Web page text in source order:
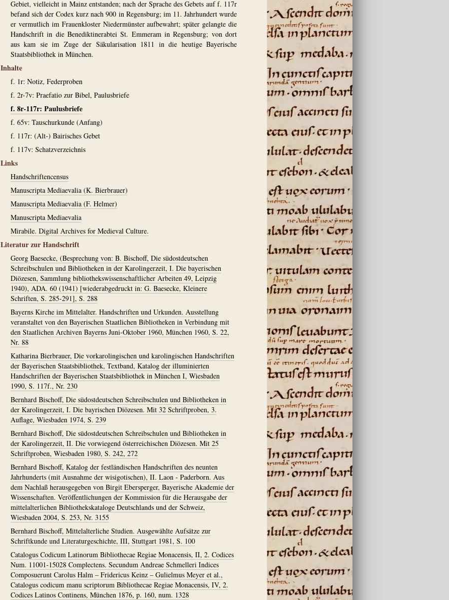
Gebiet, vielleicht in Mainz entstanden; nach der Sprache des Gebets auf f. 117r
befand sich der Codex kurz nach 900 in Regensburg; im 11. Jahrhundert wurde
er vermutlich im Frauenkloster Niedermünster aufbewahrt; später gelangte die
Handschrift in die Benediktinerabtei St. Emmeram in Regensburg; von dort
aus kam sie im Zuge der Säkularisation 1811 in die heutige Bayerische
Staatsbibliothek in München.
Inhalte
f. 1r: Notiz, Federproben
f. 2r-7v: Praefatio zur Bibel, Paulusbriefe
f. 8r-117r: Paulusbriefe
f. 65v: Tauschurkunde (Anfang)
f. 117r: (Alt-) Bairisches Gebet
f. 117v: Schatzverzeichnis
Links
Handschriftencensus
Manuscripta Mediaevalia (K. Bierbrauer)
Manuscripta Mediaevalia (F. Helmer)
Manuscripta Mediaevalia
Mirabile. Digital Archives for Medieval Culture.
Literatur zur Handschrift
Georg Baesecke, (Besprechung von: B. Bischoff, Die südostdeutschen
Schreibschulen und Bibliotheken in der Karolingerzeit, I. Die bayerischen
Diözesen, Sammlung bibliothekswissenschaftlicher Arbeiten 49, Leipzig
1940), ADA. 60 (1941) [wiederabgedruckt in: G. Baesecke, Kleinere
Schriften, S. 285-291], S. 288
Bayerns Kirche im Mittelalter. Handschriften und Urkunden. Ausstellung
veranstaltet von den Bayerischen Staatlichen Bibliotheken in Verbindung mit
den Staatlichen Archiven Bayerns Juni-Oktober 1960, München 1960, S. 22,
Nr. 88
Katharina Bierbrauer, Die vorkarolingischen und karolingischen Handschriften
der Bayerischen Staatsbibliothek, Textband, Katalog der illuminierten
Handschriften der Bayerischen Staatsbibliothek in München I, Wiesbaden
1990, S. 117f., Nr. 230
Bernhard Bischoff, Die südostdeutschen Schreibschulen und Bibliotheken in
der Karolingerzeit, I. Die bayrischen Diözesen. Mit 32 Schriftproben, 3.
Auflage, Wiesbaden 1974, S. 239
Bernhard Bischoff, Die südostdeutschen Schreibschulen und Bibliotheken in
der Karolingerzeit, II. Die vorwiegend österreichischen Diözesen. Mit 25
Schriftproben, Wiesbaden 1980, S. 242, 272
Bernhard Bischoff, Katalog der festländischen Handschriften des neunten
Jahrhunderts (mit Ausnahme der wisigotischen), II. Laon - Paderborn. Aus
dem Nachlaß herausgegeben von Birgit Ebersperger, Bayerische Akademie der
Wissenschaften. Veröffentlichungen der Kommission für die Herausgabe der
mittelalterlichen Bibliothekskataloge Deutschlands und der Schweiz,
Wiesbaden 2004, S. 253, Nr. 3155
Bernhard Bischoff, Mittelalterliche Studien. Ausgewählte Aufsätze zur
Schriftkunde und Literaturgeschichte, III, Stuttgart 1981, S. 100
Catalogus Codicum Latinorum Bibliothecae Regiae Monacensis, II, 2. Codices
Num. 11001-15028 Complectens. Secundum Andreae Schmelleri Indices
Composuerunt Carolus Halm – Fridericus Keinz – Gulielmus Meyer et al.,
Catalogus codicum manu scriptorum Bibliothecae Regiae Monacensis, IV, 2.
Codices Latinos Continens, München 1876, p. 160, num. 1328